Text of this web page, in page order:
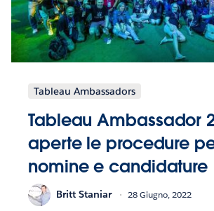
Tableau Ambassadors
Tableau Ambassador
aperte le procedure
nomine e candidature
Britt Staniar 28 Giugno, 2022